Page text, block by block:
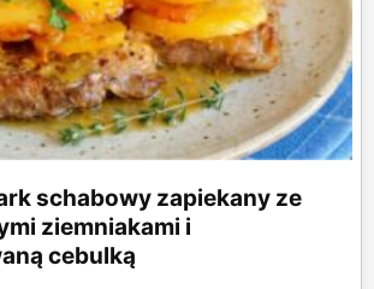
schabowy zapiekany ze
ziemniakami i
cebulką